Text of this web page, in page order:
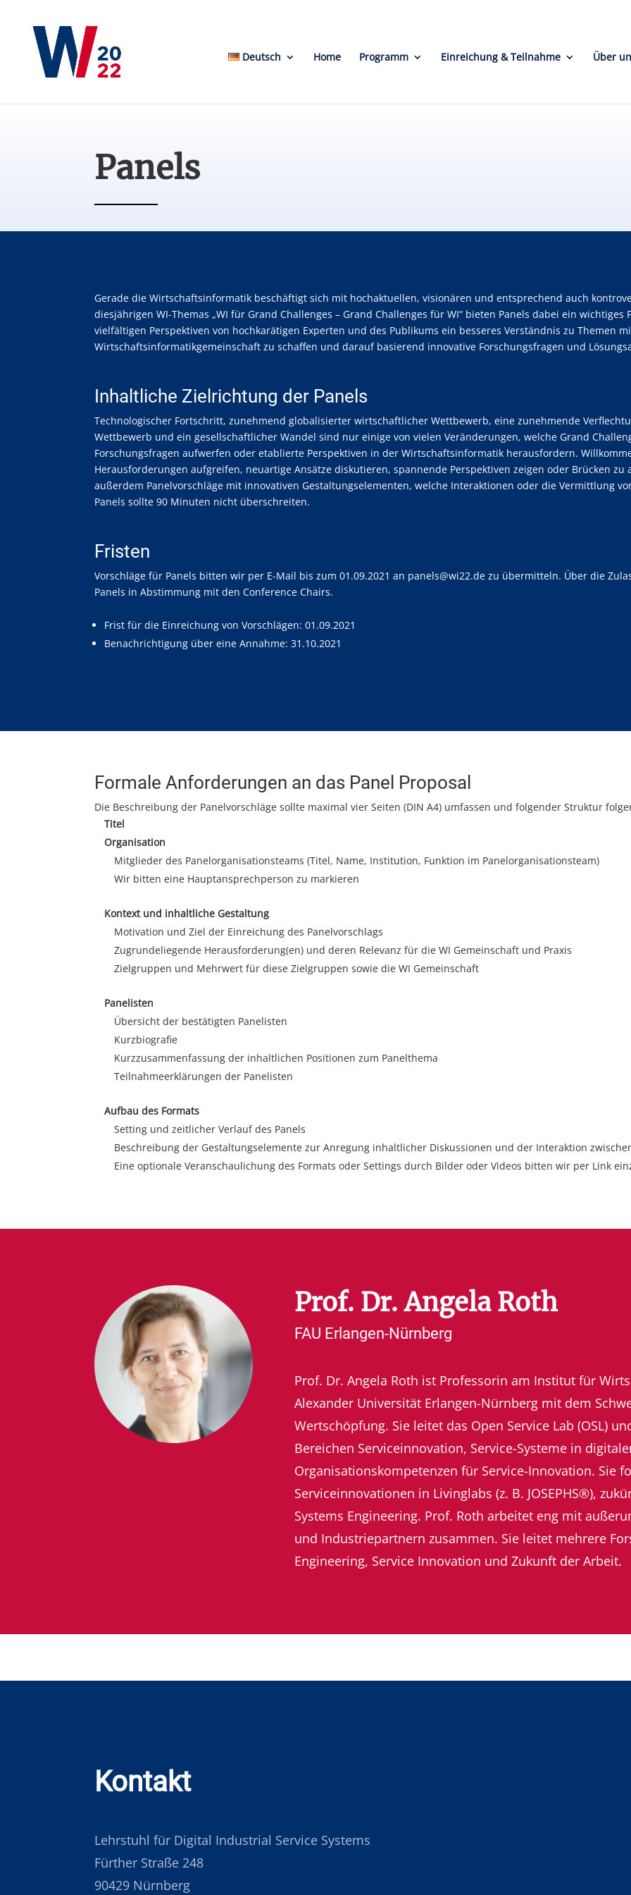
Deutsch Home Programm Einreichung & Teilnahme Über
Panels
Gerade die Wirtschaftsinformatik beschäftigt sich mit hochaktuellen, visionären und entsprechend auch
diesjährigen WI-Themas „WI für Grand Challenges – Grand Challenges für WI“ bieten Panels dabei ein
vielfältigen Perspektiven von hochkarätigen Experten und des Publikums ein besseres Verständnis zu Themen
Wirtschaftsinformatikgemeinschaft zu schaffen und darauf basierend innovative Forschungsfragen und
Inhaltliche Zielrichtung der Panels
Technologischer Fortschritt, zunehmend globalisierter wirtschaftlicher Wettbewerb, eine zunehmende
Wettbewerb und ein gesellschaftlicher Wandel sind nur einige von vielen Veränderungen, welche Grand
Forschungsfragen aufwerfen oder etablierte Perspektiven in der Wirtschaftsinformatik herausfordern.
Herausforderungen aufgreifen, neuartige Ansätze diskutieren, spannende Perspektiven zeigen oder Brücken
außerdem Panelvorschläge mit innovativen Gestaltungselementen, welche Interaktionen oder die Vermittlung
Panels sollte 90 Minuten nicht überschreiten.
Fristen
Vorschläge für Panels bitten wir per E-Mail bis zum 01.09.2021 an panels@wi22.de zu übermitteln. Über die
Panels in Abstimmung mit den Conference Chairs.
Frist für die Einreichung von Vorschlägen: 01.09.2021
Benachrichtigung über eine Annahme: 31.10.2021
Formale Anforderungen an das Panel Proposal
Die Beschreibung der Panelvorschläge sollte maximal vier Seiten (DIN A4) umfassen und folgender Struktur
Titel
Organisation
Mitglieder des Panelorganisationsteams (Titel, Name, Institution, Funktion im Panelorganisationsteam)
Wir bitten eine Hauptansprechperson zu markieren
Kontext und inhaltliche Gestaltung
Motivation und Ziel der Einreichung des Panelvorschlags
Zugrundeliegende Herausforderung(en) und deren Relevanz für die WI Gemeinschaft und Praxis
Zielgruppen und Mehrwert für diese Zielgruppen sowie die WI Gemeinschaft
Panelisten
Übersicht der bestätigten Panelisten
Kurzbiografie
Kurzzusammenfassung der inhaltlichen Positionen zum Panelthema
Teilnahmeerklärungen der Panelisten
Aufbau des Formats
Setting und zeitlicher Verlauf des Panels
Beschreibung der Gestaltungselemente zur Anregung inhaltlicher Diskussionen und der Interaktion
Eine optionale Veranschaulichung des Formats oder Settings durch Bilder oder Videos bitten wir per Link
Prof. Dr. Angela Roth
FAU Erlangen-Nürnberg
Prof. Dr. Angela Roth ist Professorin am Institut für
Alexander Universität Erlangen-Nürnberg mit dem
Wertschöpfung. Sie leitet das Open Service Lab (OSL)
Bereichen Serviceinnovation, Service-Systeme in
Organisationskompetenzen für Service-Innovation. Sie
Serviceinnovationen in Livinglabs (z. B. JOSEPHS®),
Systems Engineering. Prof. Roth arbeitet eng mit
und Industriepartnern zusammen. Sie leitet mehrere
Engineering, Service Innovation und Zukunft der Arbeit.
Kontakt
Lehrstuhl für Digital Industrial Service Systems
Fürther Straße 248
90429 Nürnberg